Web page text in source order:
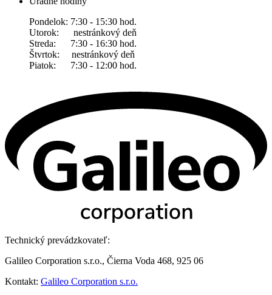
Pondelok: 7:30 - 15:30 hod.
Utorok: nestránkový deň
Streda: 7:30 - 16:30 hod.
Štvrtok: nestránkový deň
Piatok: 7:30 - 12:00 hod.
Technický prevádzkovateľ:
Galileo Corporation s.r.o., Čierna Voda 468, 925 06
Kontakt: Galileo Corporation s.r.o.